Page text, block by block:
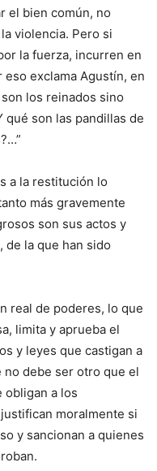
el bien común, no
violencia. Pero si
la fuerza, incurren en
exclama Agustín, en
los reinados sino
qué son las pandillas de
a la restitución lo
más gravemente
son sus actos y
de la que han sido
real de poderes, lo que
limita y aprueba el
y leyes que castigan a
debe ser otro que el
obligan a los
moralmente si
y sancionan a quienes